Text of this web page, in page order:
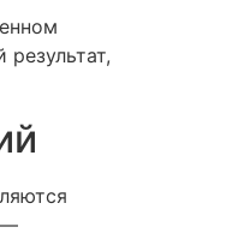
—